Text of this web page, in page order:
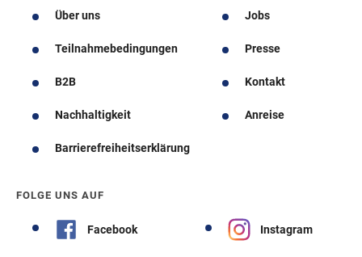
Über uns Jobs
Teilnahmebedingungen Presse
B2B Kontakt
Nachhaltigkeit Anreise
Barrierefreiheitserklärung
FOLGE UNS AUF
Facebook Instagram